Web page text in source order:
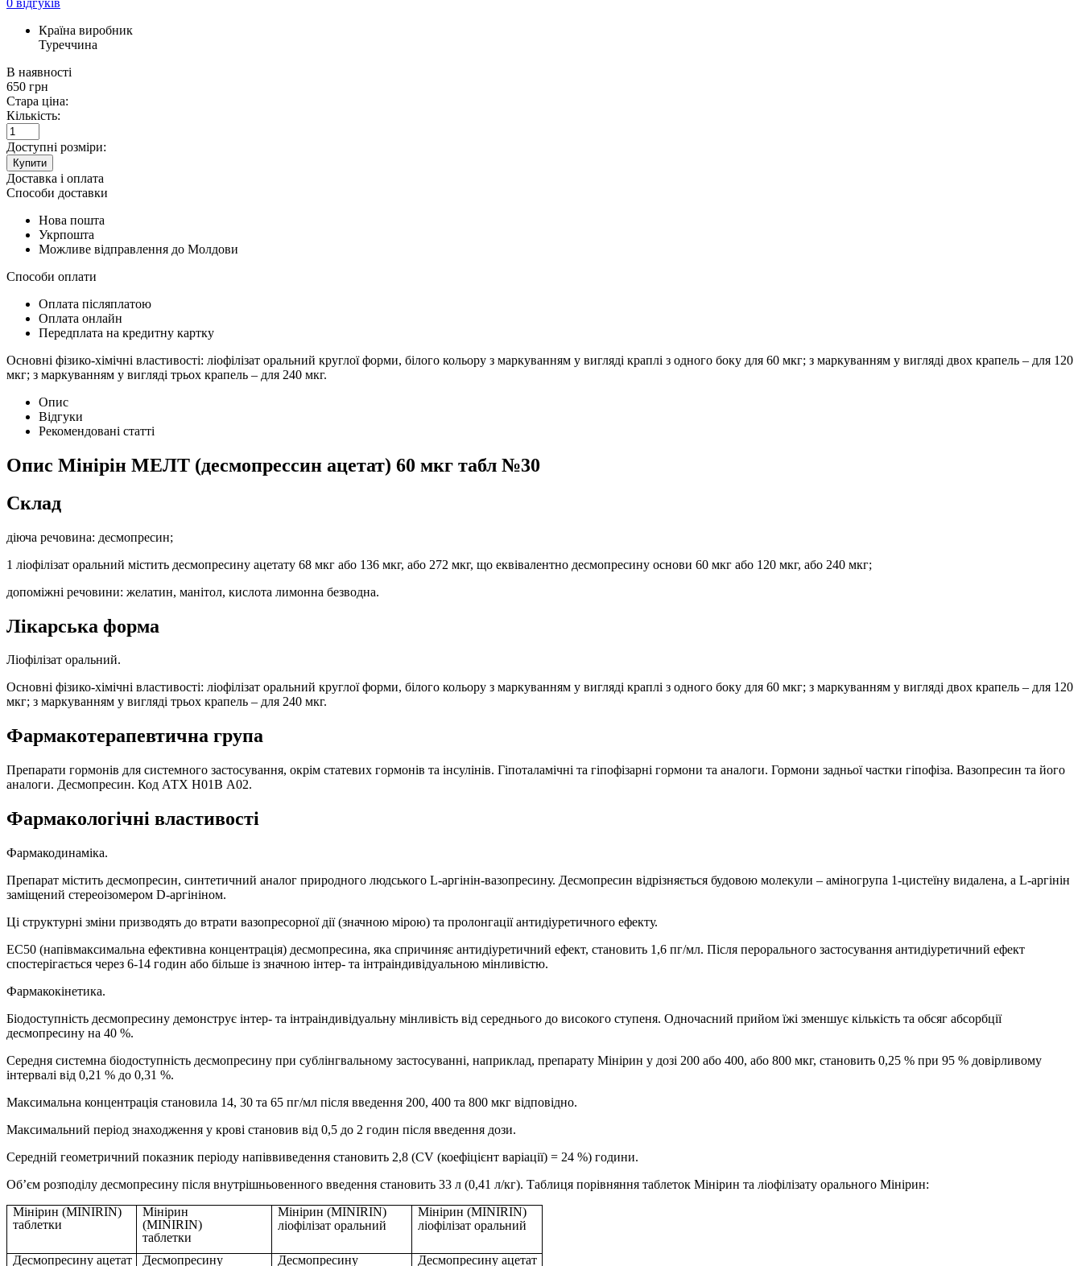
Країна виробник
Туреччина
В наявності
650 грн
Стара ціна:
Кількість:
Доступні розміри:
Купити
Доставка і оплата
Способи доставки
Нова пошта
Укрпошта
Можливе відправлення до Молдови
Способи оплати
Оплата післяплатою
Оплата онлайн
Передплата на кредитну картку
Основні фізико-хімічні властивості: ліофілізат оральний круглої форми, білого кольору з маркуванням у вигляді краплі з одного боку для 60 мкг; з маркуванням у вигляді двох крапель – для 120
мкг; з маркуванням у вигляді трьох крапель – для 240 мкг.
Опис
Відгуки
Рекомендовані статті
Опис Мінірін МЕЛТ (десмопрессин ацетат) 60 мкг табл №30
Склад
діюча речовина: десмопресин;
1 ліофілізат оральний містить десмопресину ацетату 68 мкг або 136 мкг, або 272 мкг, що еквівалентно десмопресину основи 60 мкг або 120 мкг, або 240 мкг;
допоміжні речовини: желатин, манітол, кислота лимонна безводна.
Лікарська форма
Ліофілізат оральний.
Основні фізико-хімічні властивості: ліофілізат оральний круглої форми, білого кольору з маркуванням у вигляді краплі з одного боку для 60 мкг; з маркуванням у вигляді двох крапель – для 120
мкг; з маркуванням у вигляді трьох крапель – для 240 мкг.
Фармакотерапевтична група
Препарати гормонів для системного застосування, окрім статевих гормонів та інсулінів. Гіпоталамічні та гіпофізарні гормони та аналоги. Гормони задньої частки гіпофіза. Вазопресин та його
аналоги. Десмопресин. Код АТХ Н01В А02.
Фармакологічні властивості
Фармакодинаміка.
Препарат містить десмопресин, синтетичний аналог природного людського L-аргінін-вазопресину. Десмопресин відрізняється будовою молекули – аміногрупа 1-цистеїну видалена, а L-аргінін
заміщений стереоізомером D-аргініном.
Ці структурні зміни призводять до втрати вазопресорної дії (значною мірою) та пролонгації антидіуретичного ефекту.
ЕС50 (напівмаксимальна ефективна концентрація) десмопресина, яка спричиняє антидіуретичний ефект, становить 1,6 пг/мл. Після перорального застосування антидіуретичний ефект
спостерігається через 6-14 годин або більше із значною інтер- та інтраіндивідуальною мінливістю.
Фармакокінетика.
Біодоступність десмопресину демонструє інтер- та інтраіндивідуальну мінливість від середнього до високого ступеня. Одночасний прийом їжі зменшує кількість та обсяг абсорбції
десмопресину на 40 %.
Середня системна біодоступність десмопресину при сублінгвальному застосуванні, наприклад, препарату Мінірин у дозі 200 або 400, або 800 мкг, становить 0,25 % при 95 % довірливому
інтервалі від 0,21 % до 0,31 %.
Максимальна концентрація становила 14, 30 та 65 пг/мл після введення 200, 400 та 800 мкг відповідно.
Максимальний період знаходження у крові становив від 0,5 до 2 годин після введення дози.
Середній геометричний показник періоду напіввиведення становить 2,8 (CV (коефіцієнт варіації) = 24 %) години.
Об’єм розподілу десмопресину після внутрішньовенного введення становить 33 л (0,41 л/кг). Таблиця порівняння таблеток Мінірин та ліофілізату орального Мінірин:
Мінірин (MINIRIN)
таблетки
Мінірин
(MINIRIN)
таблетки
Мінірин (MINIRIN)
ліофілізат оральний
Мінірин (MINIRIN)
ліофілізат оральний
Десмопресину ацетат Десмопресину Десмопресину Десмопресину ацетат